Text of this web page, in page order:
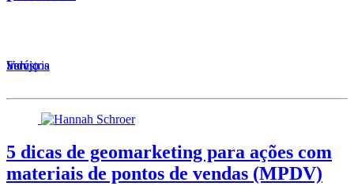
Serviços
Varejo
Indústria
5 dicas de geomarketing para ações com
materiais de pontos de vendas (MPDV)